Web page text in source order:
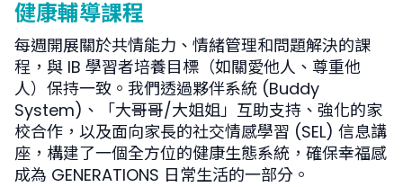
健康輔導課程
每週開展關於共情能力、情緒管理和問題解決的課
程，與 IB 學習者培養目標（如關愛他人、尊重他
人）保持一致。我們透過夥伴系統 (Buddy
System)、「大哥哥/大姐姐」互助支持、強化的家
校合作，以及面向家長的社交情感學習 (SEL) 信息講
座，構建了一個全方位的健康生態系統，確保幸福感
成為 GENERATIONS 日常生活的一部分。